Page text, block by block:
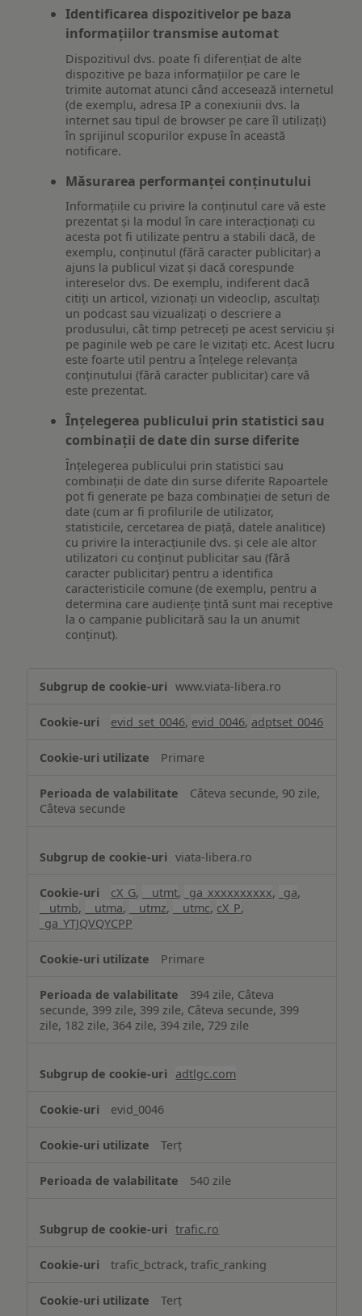
Identificarea dispozitivelor pe baza
informațiilor transmise automat
Dispozitivul dvs. poate fi diferențiat de alte
dispozitive pe baza informațiilor pe care le
trimite automat atunci când accesează internetul
(de exemplu, adresa IP a conexiunii dvs. la
internet sau tipul de browser pe care îl utilizați)
în sprijinul scopurilor expuse în această
notificare.
Măsurarea performanței conținutului
Informațiile cu privire la conținutul care vă este
prezentat și la modul în care interacționați cu
acesta pot fi utilizate pentru a stabili dacă, de
exemplu, conținutul (fără caracter publicitar) a
ajuns la publicul vizat și dacă corespunde
intereselor dvs. De exemplu, indiferent dacă
citiți un articol, vizionați un videoclip, ascultați
un podcast sau vizualizați o descriere a
produsului, cât timp petreceți pe acest serviciu și
pe paginile web pe care le vizitați etc. Acest lucru
este foarte util pentru a înțelege relevanța
conținutului (fără caracter publicitar) care vă
este prezentat.
Înțelegerea publicului prin statistici sau
combinații de date din surse diferite
Înțelegerea publicului prin statistici sau
combinații de date din surse diferite Rapoartele
pot fi generate pe baza combinației de seturi de
date (cum ar fi profilurile de utilizator,
statisticile, cercetarea de piață, datele analitice)
cu privire la interacțiunile dvs. și cele ale altor
utilizatori cu conținut publicitar sau (fără
caracter publicitar) pentru a identifica
caracteristicile comune (de exemplu, pentru a
determina care audiențe țintă sunt mai receptive
la o campanie publicitară sau la un anumit
conținut).
www.viata-libera.ro
evid_set_0046, evid_0046, adptset_0046
Primare
Câteva secunde, 90 zile,
Câteva secunde
viata-libera.ro
cX_G, __utmt, _ga_xxxxxxxxxx, _ga,
__utmb, __utma, __utmz, __utmc, cX_P,
_ga_YTJQVQYCPP
Primare
394 zile, Câteva
secunde, 399 zile, 399 zile, Câteva secunde, 399
zile, 182 zile, 364 zile, 394 zile, 729 zile
adtlgc.com
evid_0046
Terț
540 zile
trafic.ro
trafic_bctrack, trafic_ranking
Terț